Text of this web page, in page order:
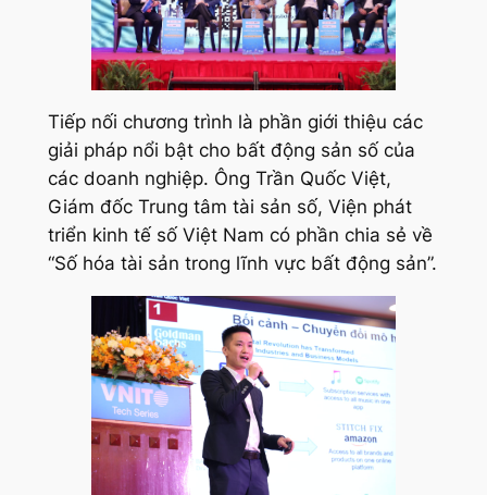
Tiếp nối chương trình là phần giới thiệu các
giải pháp nổi bật cho bất động sản số của
các doanh nghiệp. Ông Trần Quốc Việt,
Giám đốc Trung tâm tài sản số, Viện phát
triển kinh tế số Việt Nam có phần chia sẻ về
“Số hóa tài sản trong lĩnh vực bất động sản”.